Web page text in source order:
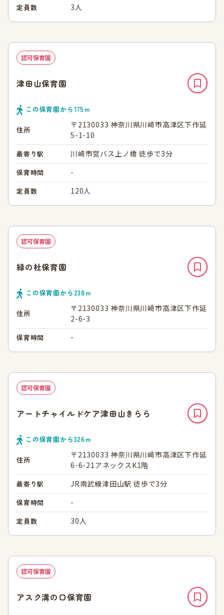
定員数 3人
認可保育園
津田山保育園
この保育園から175ｍ
住所
〒2130033 神奈川県川崎市高津区下作延
5-1-10
最寄り駅 川崎市営バス上ノ橋 徒歩で3分
保育時間 -
定員数 120人
認可保育園
緑の杜保育園
この保育園から 238ｍ
住所
〒2130033 神奈川県川崎市高津区下作延
2-6-3
保育時間 -
認可保育園
アートチャイルドケア津田山きらら
この保育園から326ｍ
住所
〒2130033 神奈川県川崎市高津区下作延
6-6-21アネックスK1階
最寄り駅 JR南武線津田山駅 徒歩で3分
保育時間 -
定員数 30人
認可保育園
アスク溝の口保育園